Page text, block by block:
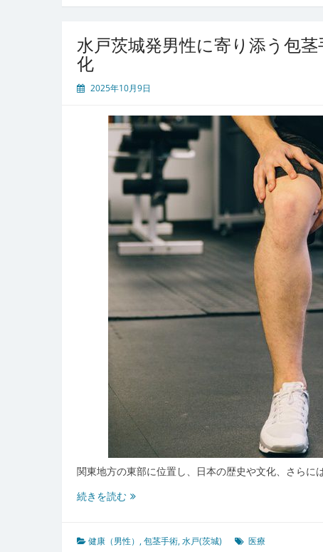
水戸茨城発男性に寄り添う包
化
2025年10月9日
関東地方の東部に位置し、日本の歴史や文化、さらに
続きを読む水
城
健康（男性） ,包茎手術,水戸(茨城) 医療